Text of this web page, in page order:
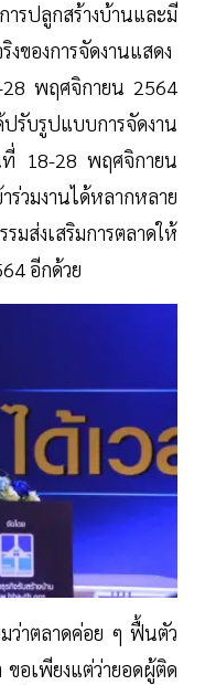
ปลูกสร้างบ้านและมี
ของการจัดงานแสดง
พฤศจิกายน 2564
รับรูปแบบการจัดงาน
ที่ 18-28 พฤศจิกายน
วมงานได้หลากหลาย
มส่งเสริมการตลาดให้
อีกด้วย
ว่าตลาดค่อย ๆ ฟื้นตัว
อเพียงแต่ว่ายอดผู้ติด